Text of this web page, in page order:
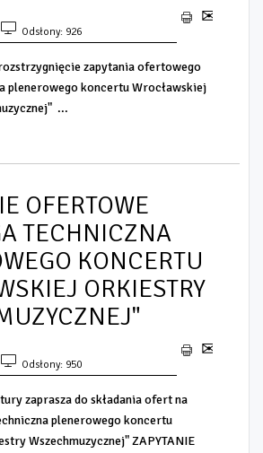
Odsłony: 926
zapytania ofertowego
plenerowego koncertu Wrocławskiej
...
OFERTOWE
TECHNICZNA
KONCERTU
ORKIESTRY
Odsłony: 950
zaprasza do składania ofert na
plenerowego koncertu
Wszechmuzycznej" ZAPYTANIE